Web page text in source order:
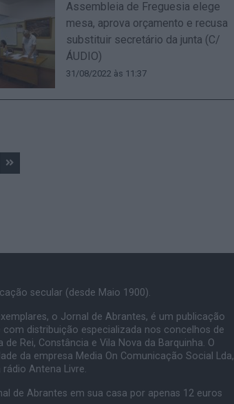
Assembleia de Freguesia elege
mesa, aprova orçamento e recusa
substituir secretário da junta (C/
ÁUDIO)
31/08/2022 às 11:37
secular (desde Maio 1900).
o Jornal de Abrantes, é um publicação
distribuição especializada nos concelhos de
Rei, Constância e Vila Nova da Barquinha. O
da empresa Media On Comunicação Social Lda,
Antena Livre.
de Abrantes em sua casa por apenas 12 euros